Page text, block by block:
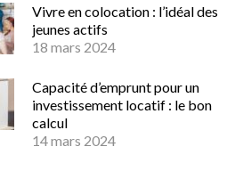
Vivre en colocation : l’idéal des
jeunes actifs
18 mars 2024
Capacité d’emprunt pour un
investissement locatif : le bon
calcul
14 mars 2024